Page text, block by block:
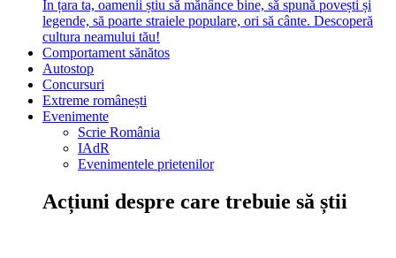
În țara ta, oamenii știu să mănânce bine, să spună povești și
legende, să poarte straiele populare, ori să cânte. Descoperă
cultura neamului tău!
Comportament sănătos
Autostop
Concursuri
Extreme românești
Evenimente
Scrie România
IAdR
Evenimentele prietenilor
Acțiuni despre care trebuie să știi